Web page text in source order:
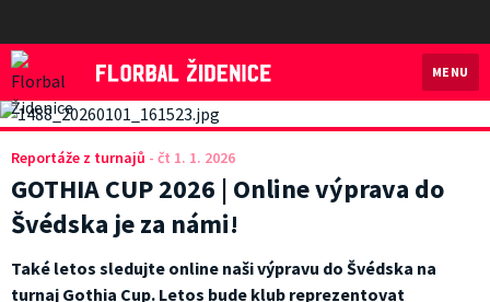
Florbal Židenice
MENU
Reportáže z turnajů - čt 1. 1. 2026
GOTHIA CUP 2026 | Online výprava do
Švédska je za námi!
Také letos sledujte online naši výpravu do Švédska na
turnaj Gothia Cup. Letos bude klub reprezentovat